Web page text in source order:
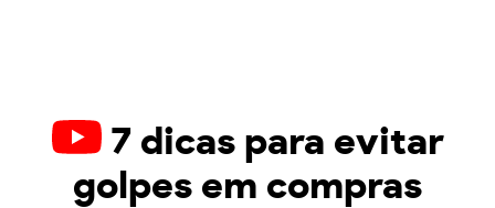
7 dicas para evitar
golpes em compras